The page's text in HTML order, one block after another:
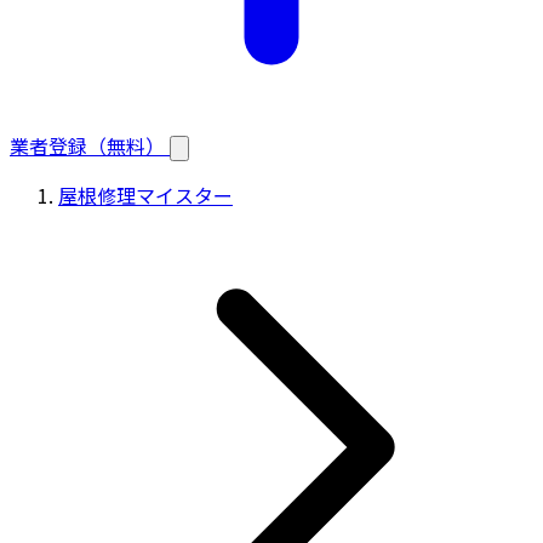
業者登録（無料）
屋根修理マイスター